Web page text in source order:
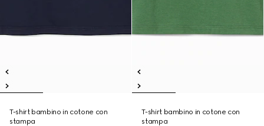
T-shirt bambino in cotone con
stampa
T-shirt bambino in cotone con
stampa